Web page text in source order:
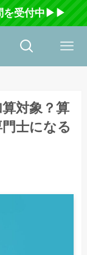
を受付中▶▶
対象？算
士になる